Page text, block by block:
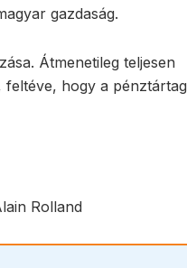
gazdaság.
Átmenetileg teljesen
feltéve, hogy a pénztártag
Rolland